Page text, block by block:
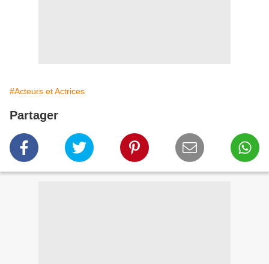
#Acteurs et Actrices
Partager